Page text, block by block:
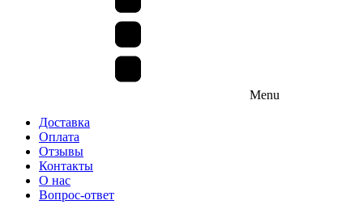
Menu
Доставка
Оплата
Отзывы
Контакты
О нас
Вопрос-ответ